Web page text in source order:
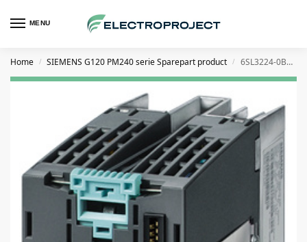
MENU
Home / SIEMENS G120 PM240 serie Sparepart product / 6SL3224-0BE15-5UA0 0,55kW G120 PM240 Powermodule zonder filter